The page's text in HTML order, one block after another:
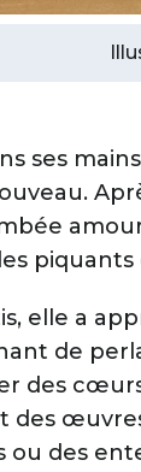
ses
piquants
elle a
de
des
des
ou des